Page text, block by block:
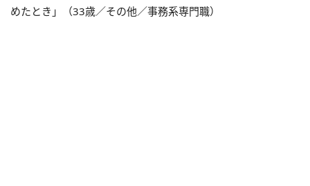
めたとき」（33歳／その他／事務系専門職）